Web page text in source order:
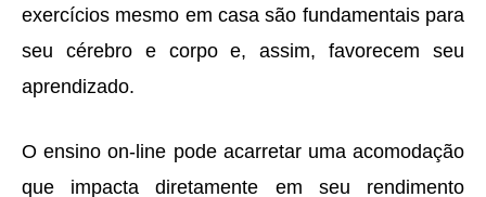
exercícios mesmo em casa são fundamentais para
seu cérebro e corpo e, assim, favorecem seu
aprendizado.
O ensino on-line pode acarretar uma acomodação
que impacta diretamente em seu rendimento